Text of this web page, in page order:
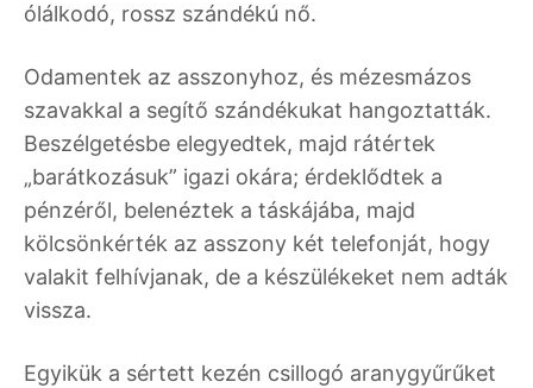
ólálkodó, rossz szándékú nő.
Odamentek az asszonyhoz, és mézesmázos
szavakkal a segítő szándékukat hangoztatták.
Beszélgetésbe elegyedtek, majd rátértek
„barátkozásuk” igazi okára; érdeklődtek a
pénzéről, belenéztek a táskájába, majd
kölcsönkérték az asszony két telefonját, hogy
valakit felhívjanak, de a készülékeket nem adták
vissza.
Egyikük a sértett kezén csillogó aranygyűrűket